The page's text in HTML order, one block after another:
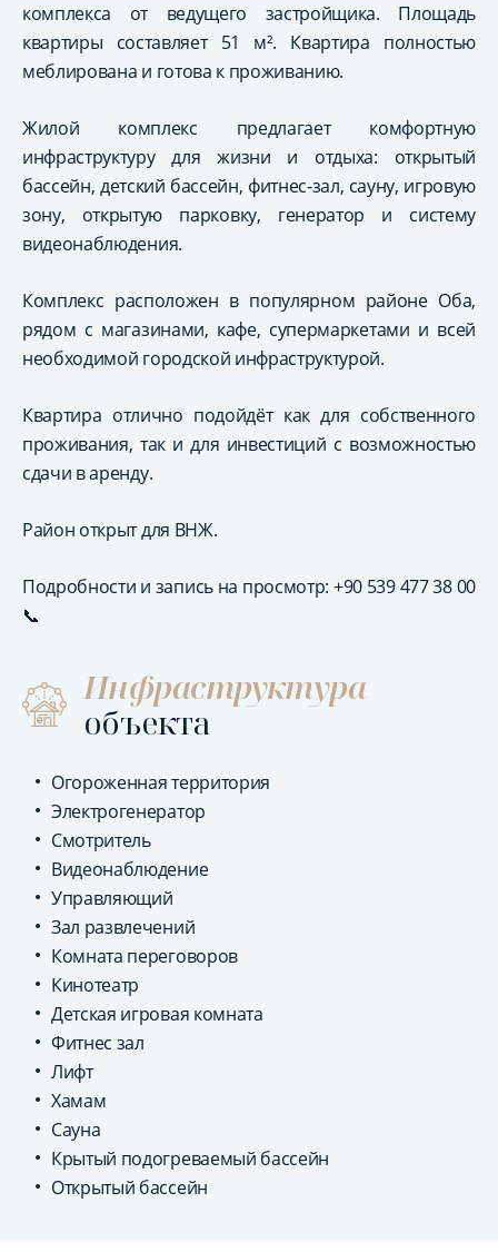
комплекса от ведущего застройщика. Площадь
квартиры составляет 51 м². Квартира полностью
меблирована и готова к проживанию.
Жилой комплекс предлагает комфортную
инфраструктуру для жизни и отдыха: открытый
бассейн, детский бассейн, фитнес-зал, сауну, игровую
зону, открытую парковку, генератор и систему
видеонаблюдения.
Комплекс расположен в популярном районе Оба,
рядом с магазинами, кафе, супермаркетами и всей
необходимой городской инфраструктурой.
Квартира отлично подойдёт как для собственного
проживания, так и для инвестиций с возможностью
сдачи в аренду.
Район открыт для ВНЖ.
Подробности и запись на просмотр: +90 539 477 38 00
📞
Инфраструктура
объекта
Огороженная территория
Электрогенератор
Смотритель
Видеонаблюдение
Управляющий
Зал развлечений
Комната переговоров
Кинотеатр
Детская игровая комната
Фитнес зал
Лифт
Хамам
Сауна
Крытый подогреваемый бассейн
Открытый бассейн